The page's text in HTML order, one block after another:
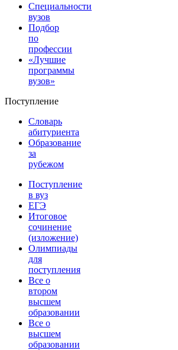
Специальности
вузов
Подбор
по
профессии
«Лучшие
программы
вузов»
Поступление
Словарь
абитуриента
Образование
за
рубежом
Поступление
в вуз
ЕГЭ
Итоговое
сочинение
(изложение)
Олимпиады
для
поступления
Все о
втором
высшем
образовании
Все о
высшем
образовании